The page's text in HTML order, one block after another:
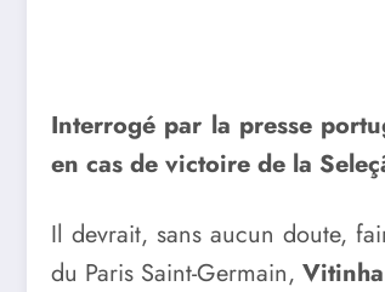
Interrogé par la presse
en cas de victoire de la
Il devrait, sans aucun doute,
du Paris Saint-Germain,Vitinha